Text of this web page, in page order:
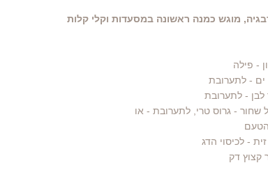
מוגש כמנה ראשונה במסעדות וקלי קלות
- פילה
- לתערובת
לבן - לתערובת
שחור - גרוס טרי, לתערובת - או
- לכיסוי הדג
קצוץ דק